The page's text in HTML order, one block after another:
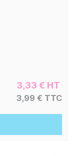
3,33 € HT
3,99 € TTC